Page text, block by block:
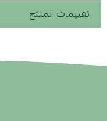
تقييمات المنتج